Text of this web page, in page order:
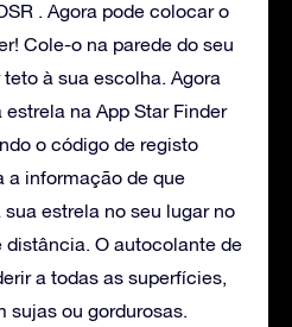
. Agora pode colocar o
Cole-o na parede do seu
à sua escolha. Agora
na App Star Finder
o código de registo
a informação de que
estrela no seu lugar no
distância. O autocolante de
a todas as superfícies,
sujas ou gordurosas.